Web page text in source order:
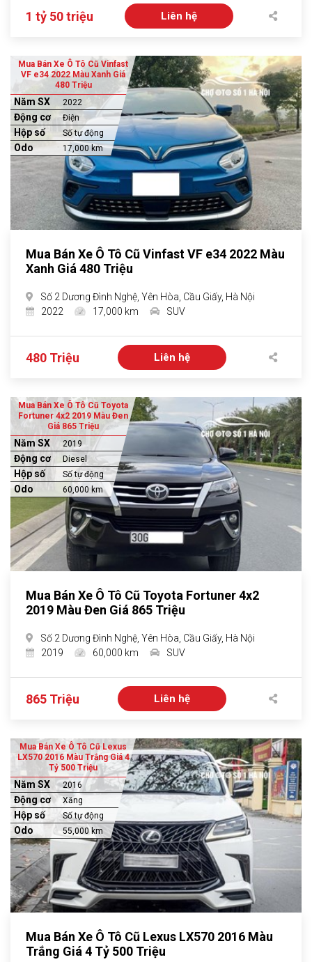
1 tỷ 50 triệu Liên hệ
Mua Bán Xe Ô Tô Cũ Vinfast
VF e34 2022 Màu Xanh Giá
480 Triệu
Năm SX 2022
Động cơ Điện
Hộp số Số tự động
Odo 17,000 km
Mua Bán Xe Ô Tô Cũ Vinfast VF e34 2022 Màu
Xanh Giá 480 Triệu
Số 2 Dương Đình Nghệ, Yên Hòa, Cầu Giấy, Hà Nội
2022
17,000 km SUV
480 Triệu Liên hệ
Mua Bán Xe Ô Tô Cũ Toyota
Fortuner 4x2 2019 Màu Đen
Giá 865 Triệu
Năm SX 2019
Động cơ Diesel
Hộp số Số tự động
Odo 60,000 km
Mua Bán Xe Ô Tô Cũ Toyota Fortuner 4x2
2019 Màu Đen Giá 865 Triệu
Số 2 Dương Đình Nghệ, Yên Hòa, Cầu Giấy, Hà Nội
2019
60,000 km SUV
865 Triệu Liên hệ
Mua Bán Xe Ô Tô Cũ Lexus
LX570 2016 Màu Trắng Giá 4
Tỷ 500 Triệu
Năm SX 2016
Động cơ Xăng
Hộp số Số tự động
Odo 55,000 km
Mua Bán Xe Ô Tô Cũ Lexus LX570 2016 Màu
Trắng Giá 4 Tỷ 500 Triệu